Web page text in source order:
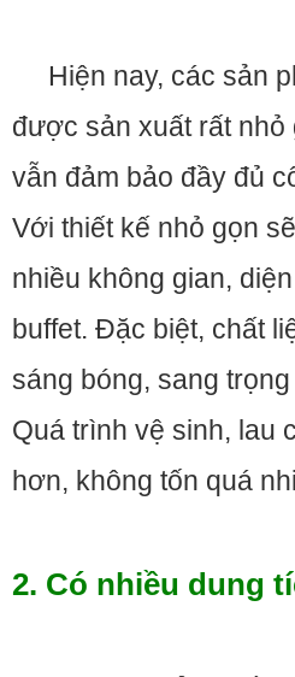
Hiện nay, các sản
được sản xuất rất nhỏ
vẫn đảm bảo đầy đủ
Với thiết kế nhỏ gọn
nhiều không gian,
buffet. Đặc biệt, chất
sáng bóng, sang
Quá trình vệ sinh, lau
hơn, không tốn quá
2. Có nhiều dung